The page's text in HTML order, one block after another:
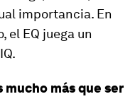
importancia. En
el EQ juega un
más que ser